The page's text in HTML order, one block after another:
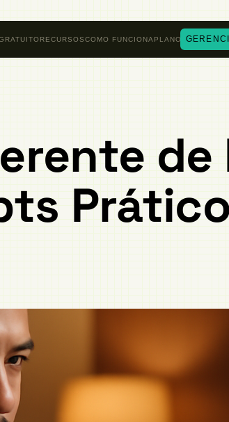
RECURSOSCOMO FUNCIONA PLANOS